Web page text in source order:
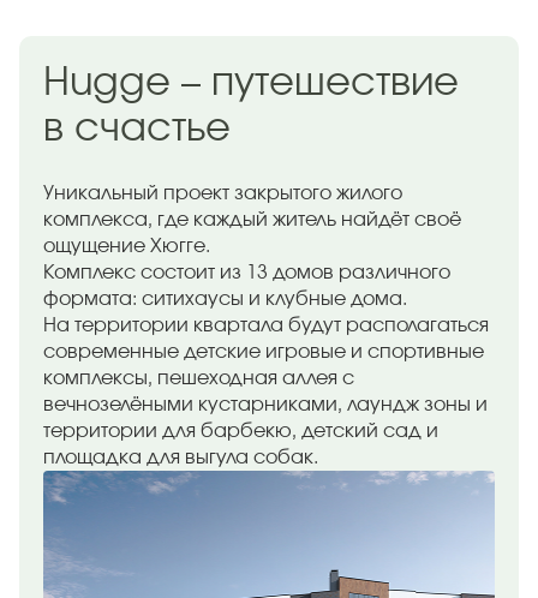
Hugge – путешествие
в счастье
Уникальный проект закрытого жилого
комплекса, где каждый житель найдёт своё
ощущение Хюгге.
Комплекс состоит из 13 домов различного
формата: ситихаусы и клубные дома.
На территории квартала будут располагаться
современные детские игровые и спортивные
комплексы, пешеходная аллея с
вечнозелёными кустарниками, лаундж зоны и
территории для барбекю, детский сад и
площадка для выгула собак.